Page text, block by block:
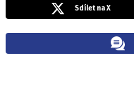
Sdílet na X